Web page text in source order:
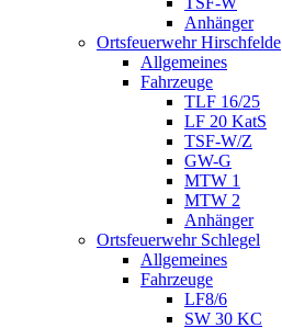
Anhänger
Ortsfeuerwehr Hirschfelde
Allgemeines
Fahrzeuge
TLF 16/25
LF 20 KatS
TSF-W/Z
GW-G
MTW 1
MTW 2
Anhänger
Ortsfeuerwehr Schlegel
Allgemeines
Fahrzeuge
LF8/6
SW 30 KC